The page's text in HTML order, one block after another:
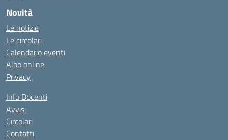
Novità
Le notizie
Le circolari
Calendario eventi
Albo online
Privacy
Info Docenti
Avvisi
Circolari
Contatti